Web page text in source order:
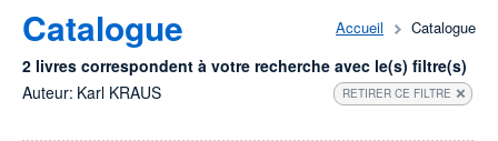
Accueil Catalogue
Catalogue
2 livres correspondent à votre recherche avec le(s) filtre(s)
Auteur: Karl KRAUS RETIRER CE FILTRE